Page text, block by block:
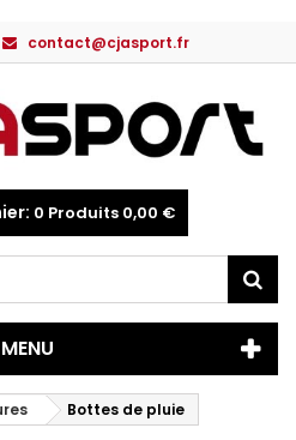
contact@cjasport.fr
0 Produits 0,00 €
MENU
Bottes de pluie